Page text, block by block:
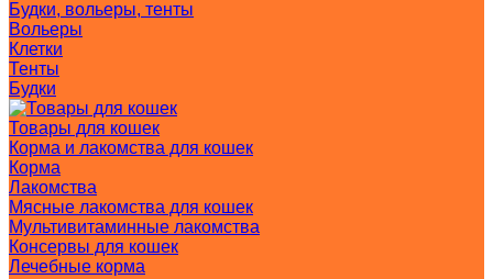
Будки, вольеры, тенты
Вольеры
Клетки
Тенты
Будки
Товары для кошек
Корма и лакомства для кошек
Корма
Лакомства
Мясные лакомства для кошек
Мультивитаминные лакомства
Консервы для кошек
Лечебные корма